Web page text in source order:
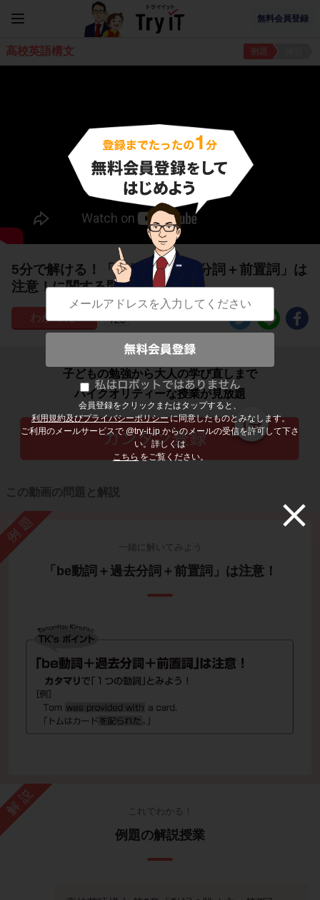
無料会員登録
会員登録をクリックまたはタップすると、
利用規約及びプライバシーポリシーに同意したものとみなします。
ご利用のメールサービスで @try-it.jp からのメールの受信を許可して下さ
い。詳しくは
こちら をご覧ください。
高校英語構文 例題
5分で解ける！「be動詞＋過去分詞＋前置詞」は
注意！に関する問題
128
子どもの勉強から大人の学び直しまで
ハイクオリティーな授業が見放題
この動画の問題と解説
例題
一緒に解いてみよう
「be動詞＋過去分詞＋前置詞」は注意！
解説 これでわかる！
例題の解説授業